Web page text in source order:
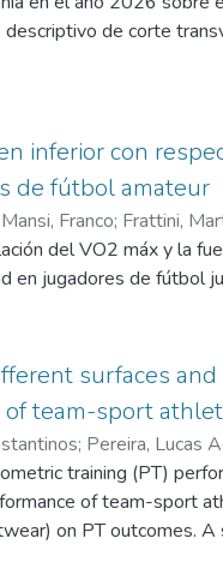
con los niños. Al
superior,
judo mejora
de corte
pertenecientes al
para la investigación,
y a las
analizadas se
así como
de la natación y la
respecto al
inferior con
de fútbol amateur
Mansi, Franco; Frattini,
del VO2 máx y la
en jugadores de fútbol
surfaces
team-sport
; Pereira, Lucas
training (PT)
of team-sport
on PT outcomes. A
and meta analyses